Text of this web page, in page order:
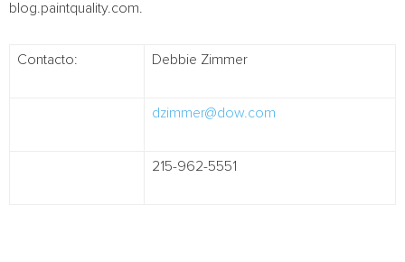
blog.paintquality.com.
Contacto: Debbie Zimmer
dzimmer@dow.com
215-962-5551